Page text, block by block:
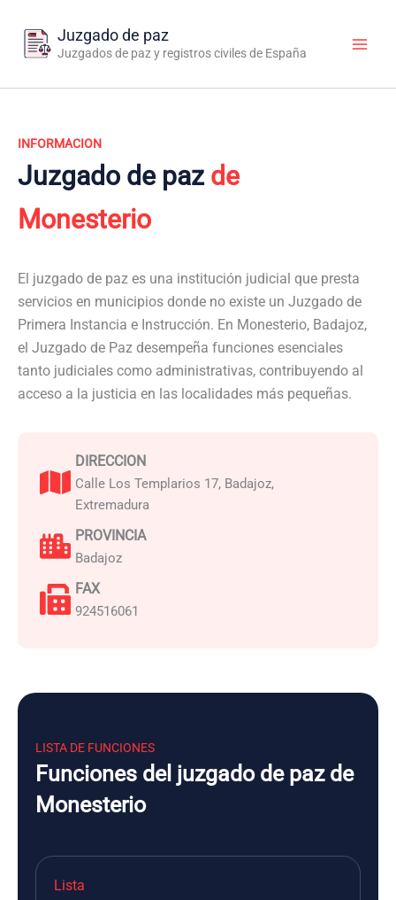
contenido
Juzgado de paz
Juzgados de paz y registros civiles de España
INFORMACION
Juzgado de paz de
Monesterio
El juzgado de paz es una institución judicial que presta
servicios en municipios donde no existe un Juzgado de
Primera Instancia e Instrucción. En Monesterio, Badajoz,
el Juzgado de Paz desempeña funciones esenciales
tanto judiciales como administrativas, contribuyendo al
acceso a la justicia en las localidades más pequeñas.
DIRECCION
Calle Los Templarios 17, Badajoz,
Extremadura
PROVINCIA
Badajoz
FAX
924516061
LISTA DE FUNCIONES
Funciones del juzgado de paz de
Monesterio
Lista